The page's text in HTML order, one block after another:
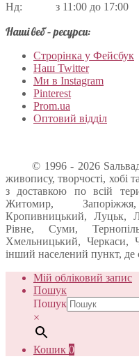
Нд: з 11:00 до 17:00
Наші веб – ресурси:
Строрінка у Фейсбук
Наш Twitter
Ми в Instagram
Pinterest
Prom.ua
Оптовий відділ
© 1996 - 2026
живопису, творчості, хобі
з доставкою по всій
Житомир,
Кропивницький, Луцьк,
Рівне, Суми,
Хмельницький, Черкаси,
інший населений пункт, де
Мій обліковий запис
Пошук
Пошук
×
Кошик 0